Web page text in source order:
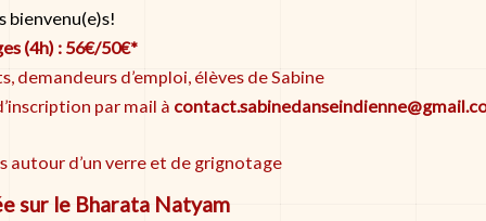
bienvenu(e)s!
(4h) : 56€/50€*
d’emploi, élèves de Sabine
par mail à
autour d’un verre et de grignotage
sur le Bharata Natyam